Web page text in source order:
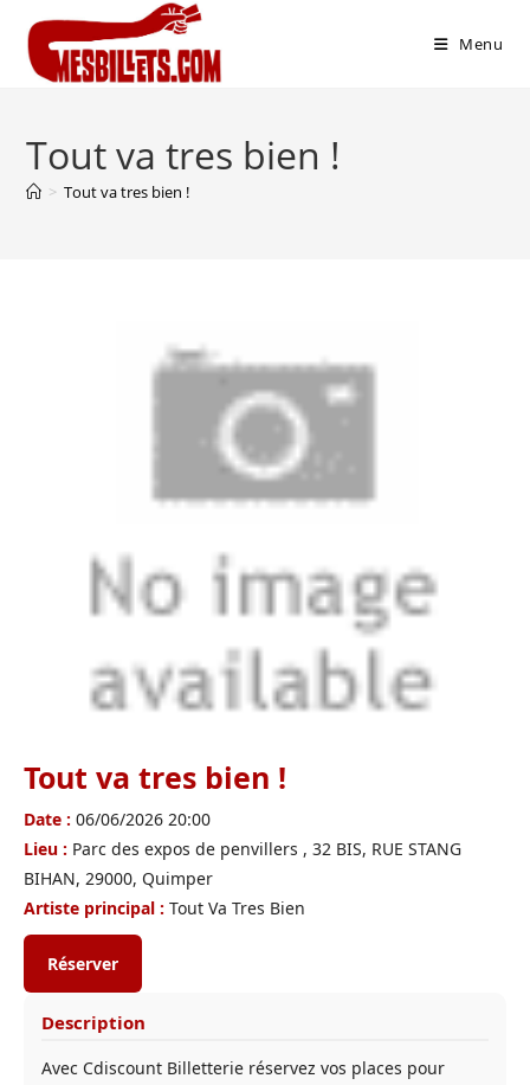
Menu
Tout va tres bien !
> Tout va tres bien !
Tout va tres bien !
Date : 06/06/2026 20:00
Lieu : Parc des expos de penvillers , 32 BIS, RUE STANG
BIHAN, 29000, Quimper
Artiste principal : Tout Va Tres Bien
Réserver
Description
Avec Cdiscount Billetterie réservez vos places pour